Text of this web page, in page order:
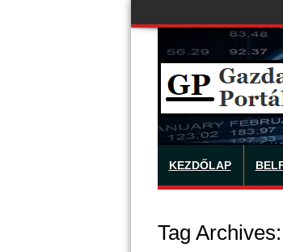
KEZDŐLAP
Tag Archives: